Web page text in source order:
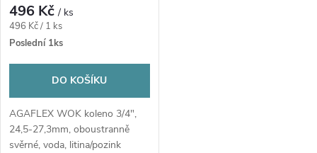
496 Kč/ ks
Měrná
cena:
496 Kč / 1 ks
Poslední 1ks
DO KOŠÍKU
AGAFLEX WOK koleno 3/4",
24,5-27,3mm, oboustranně
svěrné, voda, litina/pozink